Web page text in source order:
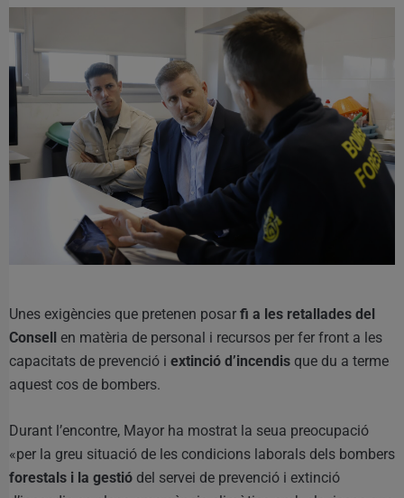
Unes exigències que pretenen posar fi a les retallades del
Consell en matèria de personal i recursos per fer front a les
capacitats de prevenció i extinció d’incendis que du a terme
aquest cos de bombers.
Durant l’encontre, Mayor ha mostrat la seua preocupació
«per la greu situació de les condicions laborals dels bombers
forestals i la gestió del servei de prevenció i extinció